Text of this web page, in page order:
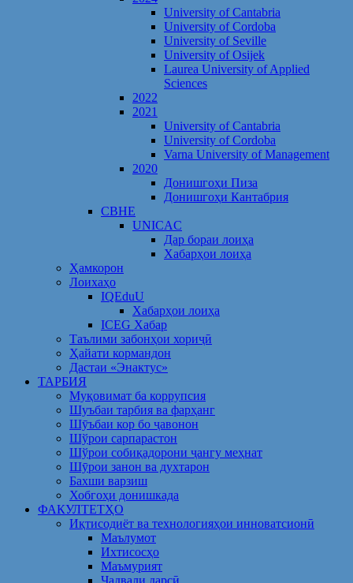
University of Cantabria
University of Cordoba
University of Seville
University of Osijek
Laurea University of Applied
Sciences
2022
2021
University of Cantabria
University of Cordoba
Varna University of Management
2020
Донишгоҳи Пиза
Донишгоҳи Кантабрия
CBHE
UNICAC
Дар бораи лоиҳа
Хабарҳои лоиҳа
Ҳамкорон
Лоихаҳо
IQEduU
Хабарҳои лоиҳа
ICEG Хабар
Таълими забонҳои хориҷӣ
Ҳайати кормандон
Дастаи «Энактус»
ТАРБИЯ
Муқовимат ба коррупсия
Шуъбаи тарбия ва фарҳанг
Шӯъбаи кор бо ҷавонон
Шўрои сарпарастон
Шўрои собиқадорони ҷангу меҳнат
Шӯрои занон ва духтарон
Бахши варзиш
Хобгоҳи донишкада
ФАКУЛТЕТҲО
Иқтисодиёт ва технологияҳои инноватсионӣ
Маълумот
Ихтисосҳо
Маъмурият
Ҷадвали дарсӣ